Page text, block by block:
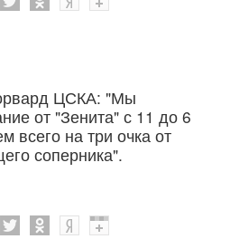
ЦСКА: "Мы
от "Зенита" с 11 до 6
всего на три очка от
соперника".